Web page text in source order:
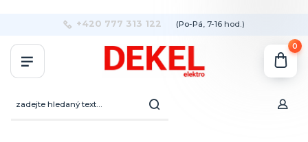
+420 777 313 122 (Po-Pá, 7-16 hod.)
0